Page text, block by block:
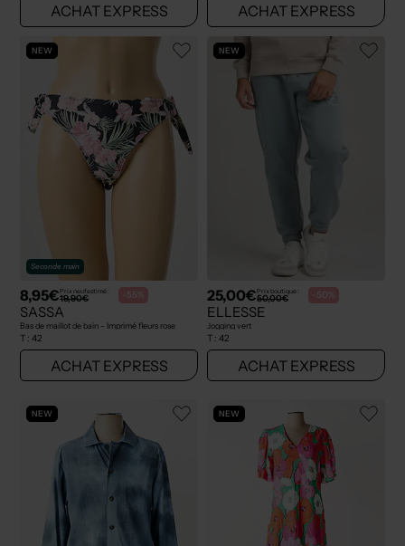
ACHAT EXPRESS ACHAT EXPRESS
NEW
Seconde main
8,95€Prix neuf estimé :
19,90€ -55%
SASSA
Bas de maillot de bain - Imprimé fleurs rose
T : 42
ACHAT EXPRESS
NEW
25,00€Prix boutique :
50,00€ -50%
ELLESSE
Jogging vert
T : 42
ACHAT EXPRESS
NEW NEW